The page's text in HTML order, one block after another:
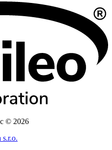
© 2026
s.r.o.